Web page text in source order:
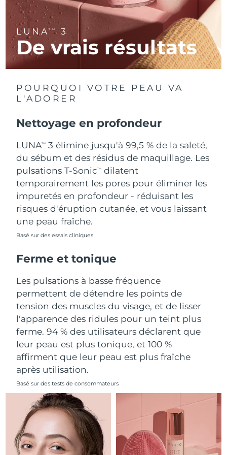
LUNATM 3
De vrais résultats
POURQUOI VOTRE PEAU VA
L'ADORER
Nettoyage en profondeur
LUNATM
3 élimine jusqu'à 99,5 % de la saleté,
du sébum et des résidus de maquillage. Les
pulsations T-SonicTM
dilatent
temporairement les pores pour éliminer les
impuretés en profondeur - réduisant les
risques d'éruption cutanée, et vous laissant
une peau fraîche.
Basé sur des essais cliniques
Ferme et tonique
Les pulsations à basse fréquence
permettent de détendre les points de
tension des muscles du visage, et de lisser
l'apparence des ridules pour un teint plus
ferme. 94 % des utilisateurs déclarent que
leur peau est plus tonique, et 100 %
affirment que leur peau est plus fraîche
après utilisation.
Basé sur des tests de consommateurs
R.A.S. chinoise de
Macao
Livraison estimée8/12/26
Malaisie Livraison estimée8/13/26
Malte
Monaco Livraison estimée
Pays-Bas Livraison estimée 8/10/26
Nouvelle-Zélande
Norvège Livraison estimée8/10/26
Oman
Portugal Livraison estimée
Porto Rico Livraison estimée8/12/26
Qatar Livraison estimée
La Réunion
Roumanie Livraison estimée8/10/26
Russie Livraison estimée
Arabie saoudite Livraison estimée